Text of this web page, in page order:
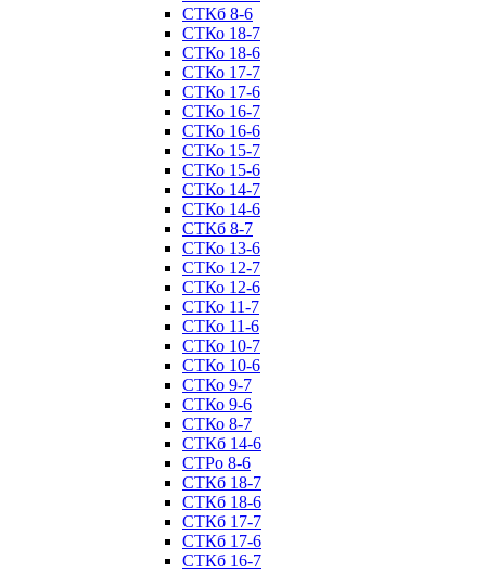
СТКб 8-6
СТКо 18-7
СТКо 18-6
СТКо 17-7
СТКо 17-6
СТКо 16-7
СТКо 16-6
СТКо 15-7
СТКо 15-6
СТКо 14-7
СТКо 14-6
СТКб 8-7
СТКо 13-6
СТКо 12-7
СТКо 12-6
СТКо 11-7
СТКо 11-6
СТКо 10-7
СТКо 10-6
СТКо 9-7
СТКо 9-6
СТКо 8-7
СТКб 14-6
СТРо 8-6
СТКб 18-7
СТКб 18-6
СТКб 17-7
СТКб 17-6
СТКб 16-7